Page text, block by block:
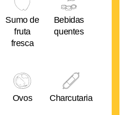
Sumo de
fruta
fresca
Bebidas
quentes
Ovos Charcutaria